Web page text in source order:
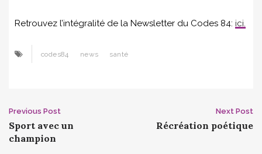
Retrouvez l’intégralité de la Newsletter du Codes 84: ici.
codes84 news santé
Post
navigation
Previous Post
Sport avec un
champion
Next Post
Récréation poétique